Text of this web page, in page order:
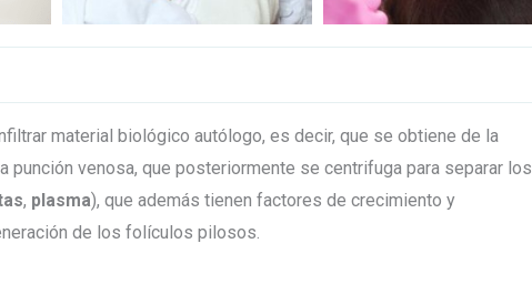
material biológico autólogo, es decir, que se obtiene de la
punción venosa, que posteriormente se centrifuga para separar los
, plasma), que además tienen factores de crecimiento y
de los folículos pilosos.